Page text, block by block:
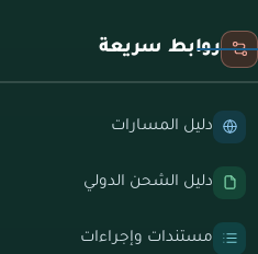
روابط سريعة
دليل المسارات
دليل الشحن الدولي
مستندات وإجراءات